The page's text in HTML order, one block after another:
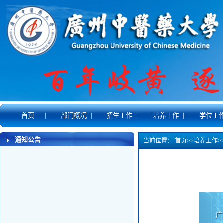
首页 | 部门概况 | 招生工作 | 培养工作 | 学位工
通知公告 当前位置： 首页>>培养工作